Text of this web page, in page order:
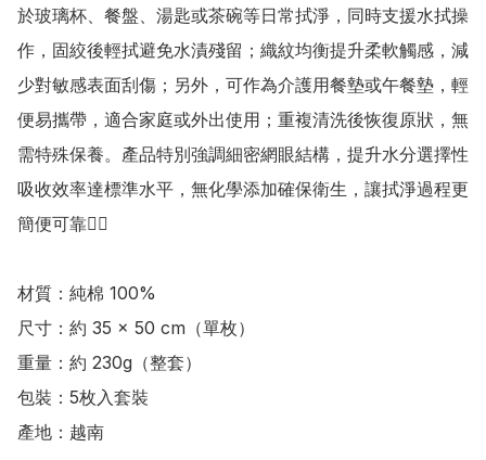
於玻璃杯、餐盤、湯匙或茶碗等日常拭淨，同時支援水拭操
作，固絞後輕拭避免水漬殘留；織紋均衡提升柔軟觸感，減
少對敏感表面刮傷；另外，可作為介護用餐墊或午餐墊，輕
便易攜帶，適合家庭或外出使用；重複清洗後恢復原狀，無
需特殊保養。產品特別強調細密網眼結構，提升水分選擇性
吸收效率達標準水平，無化學添加確保衛生，讓拭淨過程更
簡便可靠👍🏻
材質：純棉 100%
尺寸：約 35 × 50 cm（單枚）
重量：約 230g（整套）
包裝：5枚入套裝
產地：越南